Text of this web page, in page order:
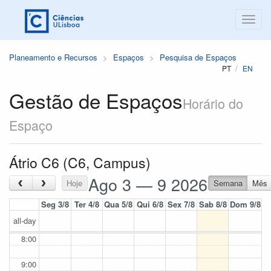
Planeamento e Recursos Espaços Pesquisa de Espaços
PT EN
Gestão de EspaçosHorário do
Espaço
Átrio C6 (C6, Campus)
‹ › Hoje Ago 3 — 9 2026 Semana
Mês
Seg 3/8 Ter 4/8 Qua 5/8 Qui 6/8 Sex 7/8 Sab 8/8 Dom 9/8
all-day
8:00
9:00